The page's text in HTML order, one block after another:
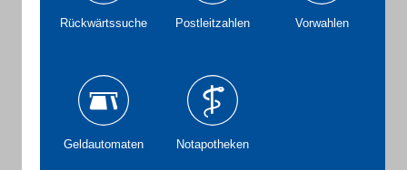
Rückwärtssuche Postleitzahlen Vorwahlen
Geldautomaten Notapotheken